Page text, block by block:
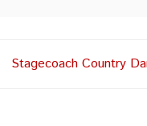
Stagecoach Country